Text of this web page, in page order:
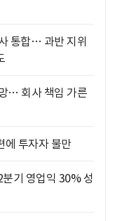
통합… 과반 지위
… 회사 책임 가른
투자자 불만
기 영업익 30% 성